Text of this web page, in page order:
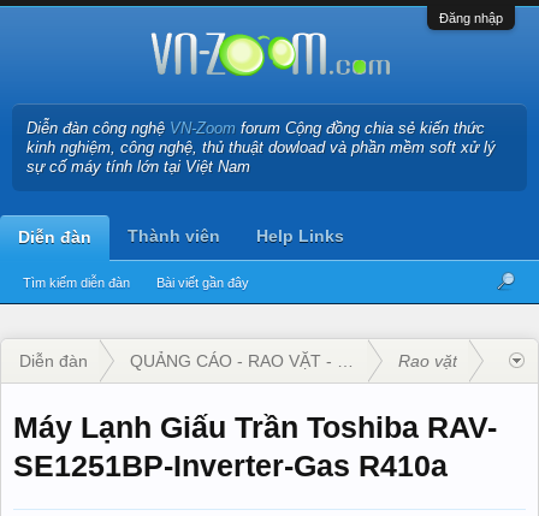
Đăng nhập
Diễn đàn công nghệ VN-Zoom forum Cộng đồng chia sẻ kiến thức
kinh nghiệm, công nghệ, thủ thuật dowload và phần mềm soft xử lý
sự cố máy tính lớn tại Việt Nam
Diễn đàn
Tìm kiếm diễn đàn Bài viết gần đây
Thành viên Help Links
Diễn đàn QUẢNG CÁO - RAO VẶT - KINH DOANH
Rao vặt
Máy Lạnh Giấu Trần Toshiba RAV-
SE1251BP-Inverter-Gas R410a